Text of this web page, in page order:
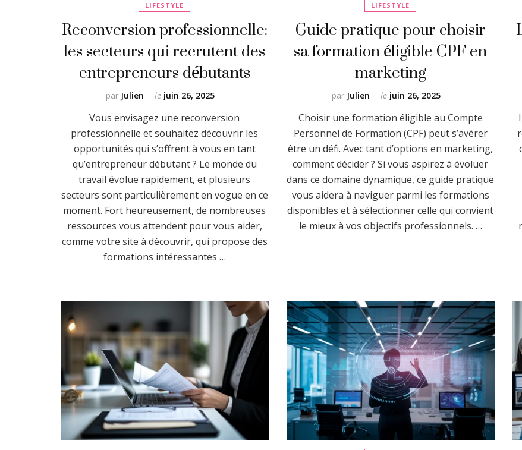
LIFESTYLE
Reconversion professionnelle:
les secteurs qui recrutent des
entrepreneurs débutants
par Julien le juin 26, 2025
Vous envisagez une reconversion
professionnelle et souhaitez découvrir les
opportunités qui s’offrent à vous en tant
qu’entrepreneur débutant ? Le monde du
travail évolue rapidement, et plusieurs
secteurs sont particulièrement en vogue en ce
moment. Fort heureusement, de nombreuses
ressources vous attendent pour vous aider,
comme votre site à découvrir, qui propose des
formations intéressantes …
LIFESTYLE
Guide pratique pour choisir
sa formation éligible CPF en
marketing
par Julien le juin 26, 2025
Choisir une formation éligible au Compte
Personnel de Formation (CPF) peut s’avérer
être un défi. Avec tant d’options en marketing,
comment décider ? Si vous aspirez à évoluer
dans ce domaine dynamique, ce guide pratique
vous aidera à naviguer parmi les formations
disponibles et à sélectionner celle qui convient
le mieux à vos objectifs professionnels. …